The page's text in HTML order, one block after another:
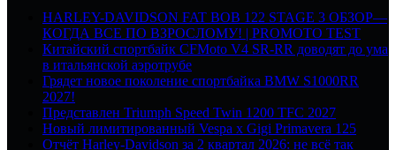
HARLEY-DAVIDSON FAT BOB 122 STAGE 3 ОБЗОР—
КОГДА ВСЕ ПО ВЗРОСЛОМУ! | PROMOTO TEST
Китайский спортбайк CFMoto V4 SR-RR доводят до ума
в итальянской аэротрубе
Грядет новое поколение спортбайка BMW S1000RR
2027!
Представлен Triumph Speed Twin 1200 TFC 2027
Новый лимитированный Vespa x Gigi Primavera 125
Отчёт Harley-Davidson за 2 квартал 2026: не всё так